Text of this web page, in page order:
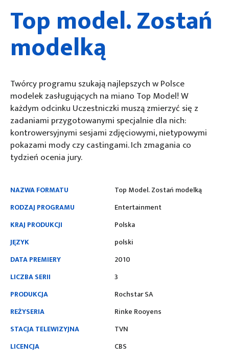
Top model. Zostań
modelką
Twórcy programu szukają najlepszych w Polsce
modelek zasługujących na miano Top Model! W
każdym odcinku Uczestniczki muszą zmierzyć się z
zadaniami przygotowanymi specjalnie dla nich:
kontrowersyjnymi sesjami zdjęciowymi, nietypowymi
pokazami mody czy castingami. Ich zmagania co
tydzień ocenia jury.
NAZWA FORMATU
Top Model. Zostań modelką
RODZAJ PROGRAMU
Entertainment
KRAJ PRODUKCJI
Polska
JĘZYK
polski
DATA PREMIERY
2010
LICZBA SERII
3
PRODUKCJA
Rochstar SA
REŻYSERIA
Rinke Rooyens
STACJA TELEWIZYJNA
TVN
LICENCJA
CBS